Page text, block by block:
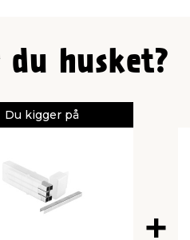
du husket?
Du kigger på